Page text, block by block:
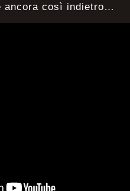
ancora così indietro…